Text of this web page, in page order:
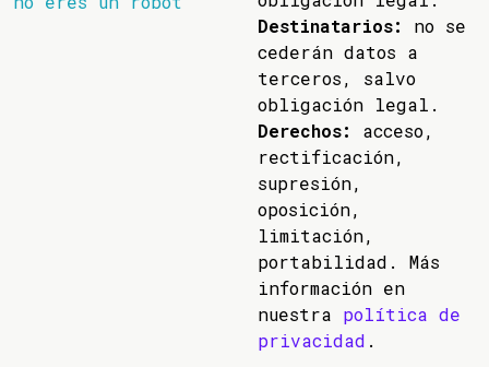
Destinatarios:
no se
cederán datos a
terceros, salvo
obligación legal.
Derechos:
acceso,
rectificación,
supresión,
oposición,
limitación,
portabilidad. Más
información en
nuestra política de
privacidad .